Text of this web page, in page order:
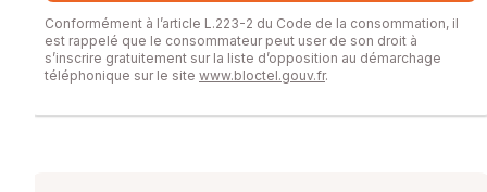
Conformément à l’article L.223-2 du Code de la consommation, il
est rappelé que le consommateur peut user de son droit à
s’inscrire gratuitement sur la liste d’opposition au démarchage
téléphonique sur le site www.bloctel.gouv.fr.